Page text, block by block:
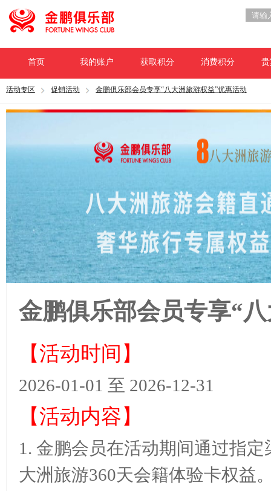
首页 我的账户 获取积分 消费积分
活动专区 促销活动 金鹏俱乐部会员专享“八大洲旅游权益”优惠活动
金鹏俱乐部会员专享“
【活动时间】
2026-01-01 至 2026-12-31
【活动内容】
1. 金鹏会员在活动期间通过指
大洲旅游360天会籍体验卡权益